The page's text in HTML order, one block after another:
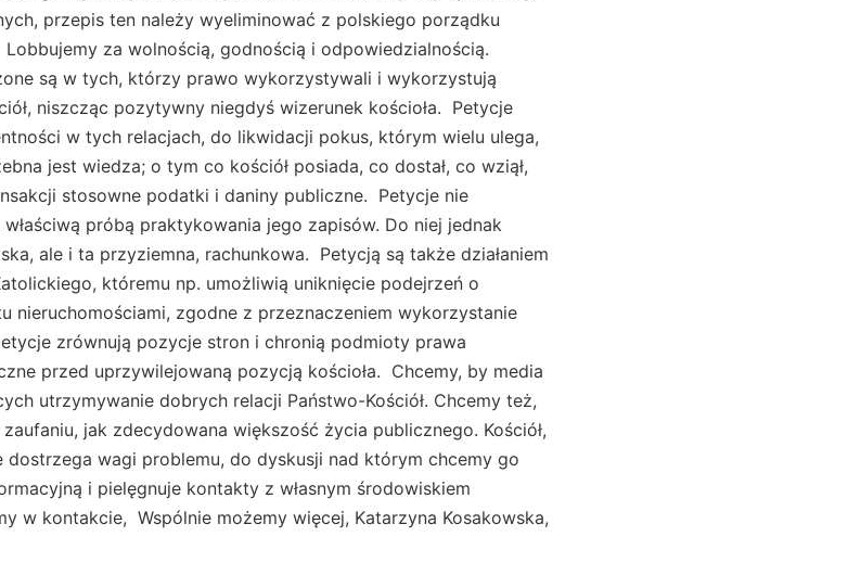
przepis ten należy wyeliminować z polskiego porządku
za wolnością, godnością i odpowiedzialnością.
są w tych, którzy prawo wykorzystywali i wykorzystują
niszcząc pozytywny niegdyś wizerunek kościoła. Petycje
w tych relacjach, do likwidacji pokus, którym wielu ulega,
jest wiedza; o tym co kościół posiada, co dostał, co wziął,
stosowne podatki i daniny publiczne. Petycje nie
próbą praktykowania jego zapisów. Do niej jednak
ale i ta przyziemna, rachunkowa. Petycją są także działaniem
któremu np. umożliwią uniknięcie podejrzeń o
nieruchomościami, zgodne z przeznaczeniem wykorzystanie
zrównują pozycje stron i chronią podmioty prawa
przed uprzywilejowaną pozycją kościoła. Chcemy, by media
utrzymywanie dobrych relacji Państwo-Kościół. Chcemy też,
jak zdecydowana większość życia publicznego. Kościół,
wagi problemu, do dyskusji nad którym chcemy go
i pielęgnuje kontakty z własnym środowiskiem
w kontakcie, Wspólnie możemy więcej, Katarzyna Kosakowska,